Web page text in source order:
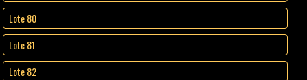
Lote 80
Lote 81
Lote 82